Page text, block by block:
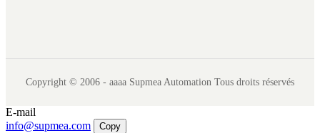
Copyright © 2006 - aaaa Supmea Automation Tous droits réservés
E-mail
info@supmea.com
Copy